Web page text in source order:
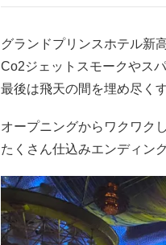
グランドプリンスホテル新
Co2ジェットスモークやス
最後は飛天の間を埋め尽く
オープニングからワクワク
たくさん仕込みエンディン